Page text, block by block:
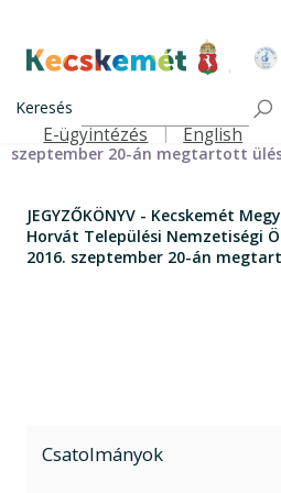
tartalomra
Kecskemét Város
Keresés
Felső navigáció
E-ügyintézés English
JEGYZŐKÖNYV - Kecskemét
Települési Nemzetiségi
szeptember 20-án megtartott
JEGYZŐKÖNYV - Kecskemét
Horvát Települési Nemzetiségi
2016. szeptember 20-án
Csatolmányok